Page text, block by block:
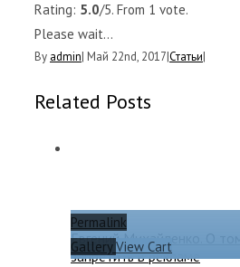
Rating: 5.0/5. From 1 vote.
Please wait...
By admin| Май 22nd, 2017|Статьи|
Related Posts
Permalink
GalleryView Cart
Евгений Михайленко. О
запретить в рекламе